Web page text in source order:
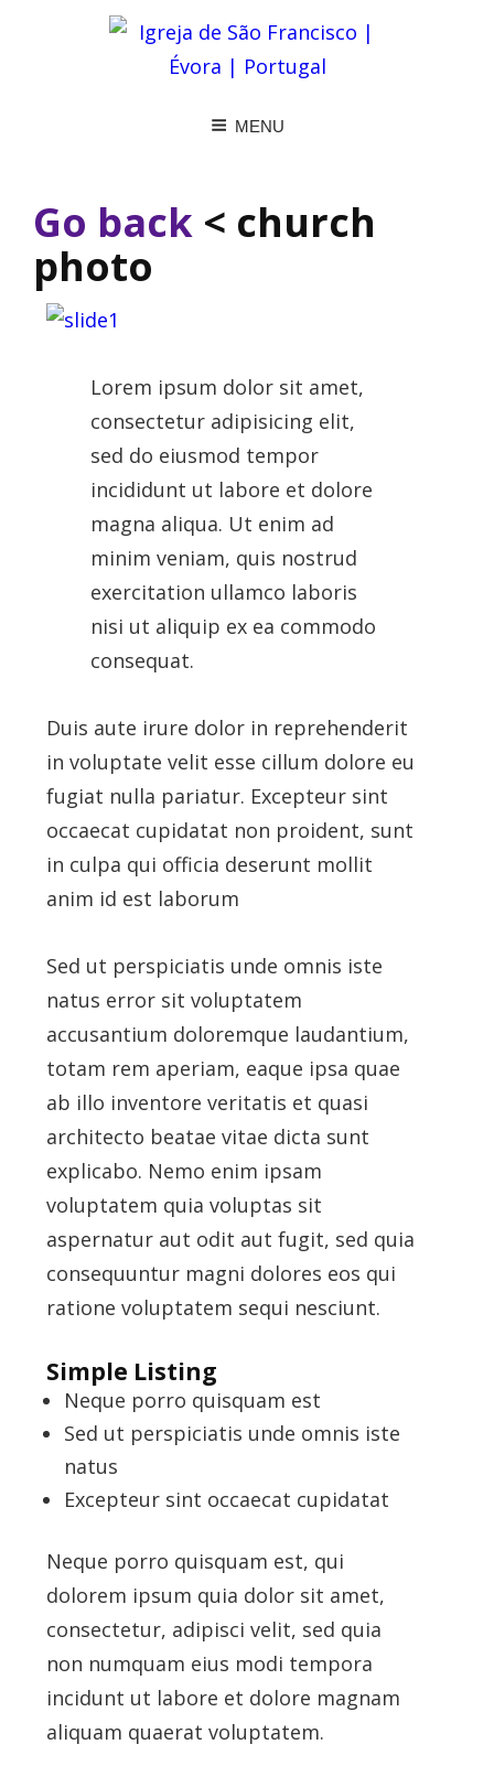
MENU
Go back < church
photo
Lorem ipsum dolor sit amet,
consectetur adipisicing elit,
sed do eiusmod tempor
incididunt ut labore et dolore
magna aliqua. Ut enim ad
minim veniam, quis nostrud
exercitation ullamco laboris
nisi ut aliquip ex ea commodo
consequat.
Duis aute irure dolor in reprehenderit
in voluptate velit esse cillum dolore eu
fugiat nulla pariatur. Excepteur sint
occaecat cupidatat non proident, sunt
in culpa qui officia deserunt mollit
anim id est laborum
Sed ut perspiciatis unde omnis iste
natus error sit voluptatem
accusantium doloremque laudantium,
totam rem aperiam, eaque ipsa quae
ab illo inventore veritatis et quasi
architecto beatae vitae dicta sunt
explicabo. Nemo enim ipsam
voluptatem quia voluptas sit
aspernatur aut odit aut fugit, sed quia
consequuntur magni dolores eos qui
ratione voluptatem sequi nesciunt.
Simple Listing
Neque porro quisquam est
Sed ut perspiciatis unde omnis iste
natus
Excepteur sint occaecat cupidatat
Neque porro quisquam est, qui
dolorem ipsum quia dolor sit amet,
consectetur, adipisci velit, sed quia
non numquam eius modi tempora
incidunt ut labore et dolore magnam
aliquam quaerat voluptatem.